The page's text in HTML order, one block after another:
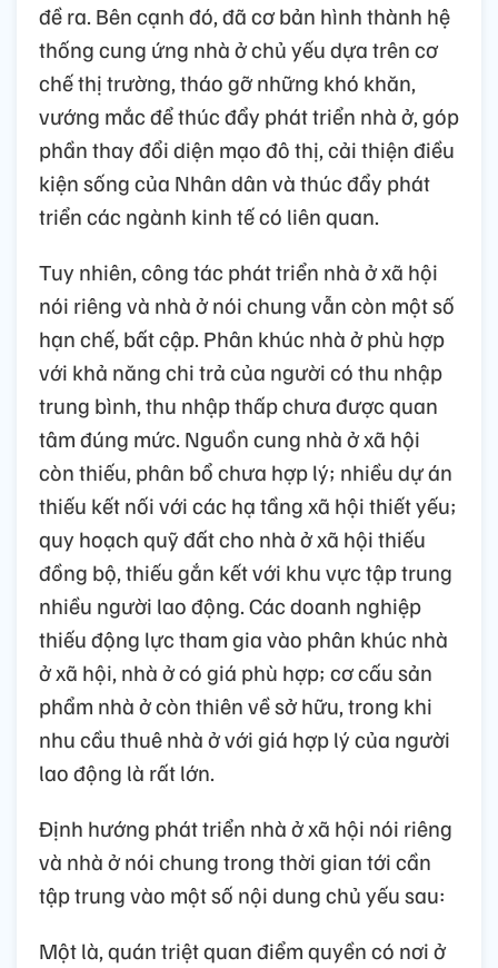
đề ra. Bên cạnh đó, đã cơ bản hình thành hệ
thống cung ứng nhà ở chủ yếu dựa trên cơ
chế thị trường, tháo gỡ những khó khăn,
vướng mắc để thúc đẩy phát triển nhà ở, góp
phần thay đổi diện mạo đô thị, cải thiện điều
kiện sống của Nhân dân và thúc đẩy phát
triển các ngành kinh tế có liên quan.
Tuy nhiên, công tác phát triển nhà ở xã hội
nói riêng và nhà ở nói chung vẫn còn một số
hạn chế, bất cập. Phân khúc nhà ở phù hợp
với khả năng chi trả của người có thu nhập
trung bình, thu nhập thấp chưa được quan
tâm đúng mức. Nguồn cung nhà ở xã hội
còn thiếu, phân bổ chưa hợp lý; nhiều dự án
thiếu kết nối với các hạ tầng xã hội thiết yếu;
quy hoạch quỹ đất cho nhà ở xã hội thiếu
đồng bộ, thiếu gắn kết với khu vực tập trung
nhiều người lao động. Các doanh nghiệp
thiếu động lực tham gia vào phân khúc nhà
ở xã hội, nhà ở có giá phù hợp; cơ cấu sản
phẩm nhà ở còn thiên về sở hữu, trong khi
nhu cầu thuê nhà ở với giá hợp lý của người
lao động là rất lớn.
Định hướng phát triển nhà ở xã hội nói riêng
và nhà ở nói chung trong thời gian tới cần
tập trung vào một số nội dung chủ yếu sau:
Một là, quán triệt quan điểm quyền có nơi ở